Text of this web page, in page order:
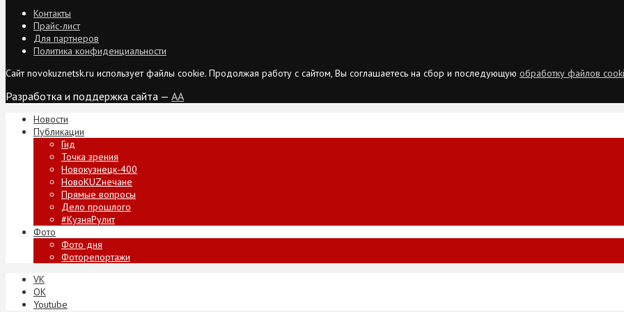
Контакты
Прайс-лист
Для партнеров
Политика конфиденциальности
Сайт novokuznetsk.ru использует файлы cookie. Продолжая работу с сайтом, Вы соглашаетесь на сбор и последующую обработку файлов
Разработка и поддержка сайта — AA
Новости
Публикации
Гид
Точка зрения
Новокузнецк-400
НовоKUZнечане
Прямые вопросы
Дело прошлого
#КузняРулит
Фото
Фото дня
Фоторепортажи
VK
ОК
Youtube